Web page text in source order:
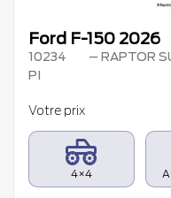
Ford F-150 2026
10234
– RAPTOR
PI
Votre prix
4×4